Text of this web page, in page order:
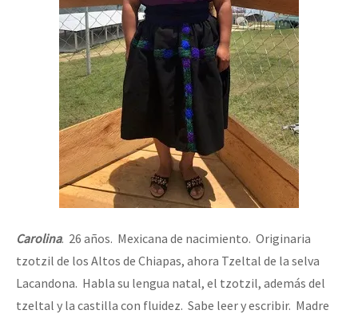
Carolina. 26 años. Mexicana de nacimiento. Originaria
tzotzil de los Altos de Chiapas, ahora Tzeltal de la selva
Lacandona. Habla su lengua natal, el tzotzil, además del
tzeltal y la castilla con fluidez. Sabe leer y escribir. Madre